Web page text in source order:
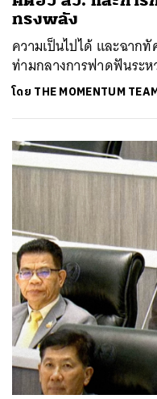
ทรงพลัง
ความเป็นไปได้ และฉาก
ท่ามกลางการฟาดฟันระห
โดย THE MOMENTUM